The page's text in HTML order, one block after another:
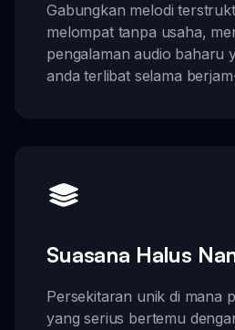
Gabungkan melodi
melompat tanpa usaha,
pengalaman audio baharu
anda terlibat selama
Suasana Halus
Persekitaran unik di mana
yang serius bertemu